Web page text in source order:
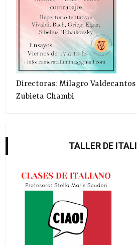
Directoras: Milagro Valdecantos
Zubieta Chambi
TALLER DE